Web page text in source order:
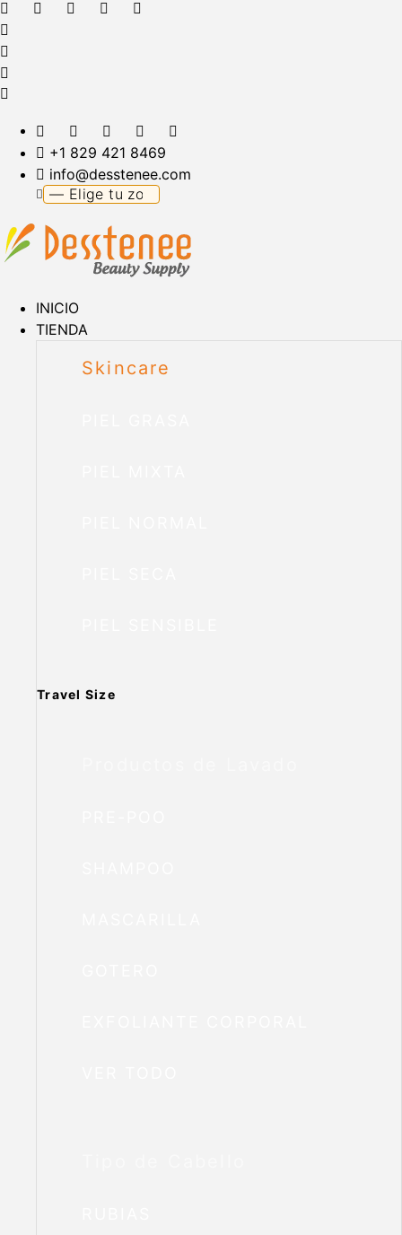
+1 829 421 8469
info@desstenee.com
INICIO
TIENDA
Skincare
Travel Size